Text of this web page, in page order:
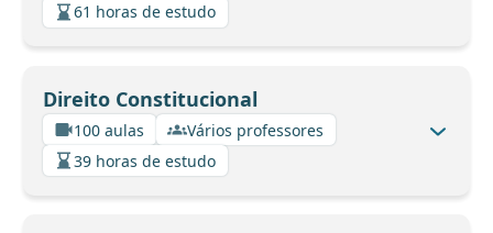
61 horas de estudo
Direito Constitucional
100 aulas
Vários professores
39 horas de estudo